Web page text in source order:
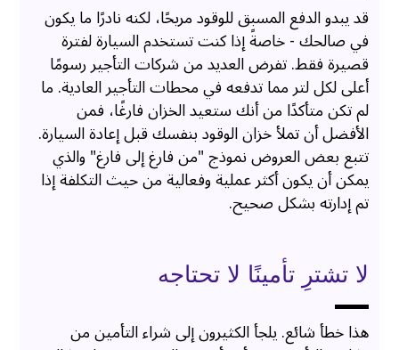
قد يبدو الدفع المسبق للوقود مريحًا، لكنه نادرًا ما يكون
في صالحك - خاصةً إذا كنت تستخدم السيارة لفترة
قصيرة فقط. تفرض العديد من شركات التأجير رسومًا
أعلى لكل لتر مما تدفعه في محطات التأجير العادية. ما
لم تكن متأكدًا من أنك ستعيد الخزان فارغًا، فمن
الأفضل أن تملأ خزان الوقود بنفسك قبل إعادة السيارة.
تتبع بعض العروض نموذج "من فارغ إلى فارغ" والذي
يمكن أن يكون أكثر عملية وفعالية من حيث التكلفة إذا
تم إدارته بشكل صحيح.
لا تشترِ تأمينًا لا تحتاجه
هذا خطأ شائع. يلجأ الكثيرون إلى شراء التأمين من